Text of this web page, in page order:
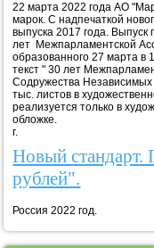
22 марта 2022 года АО
марок. С надпечаткой
выпуска 2017 года.
лет Межпарламентской
образованного 27 марта в
текст " 30 лет
Содружества Независимых
тыс. листов в
реализуется только в
г.
Новый стандарт.
рублей".
Россия 2022 год.